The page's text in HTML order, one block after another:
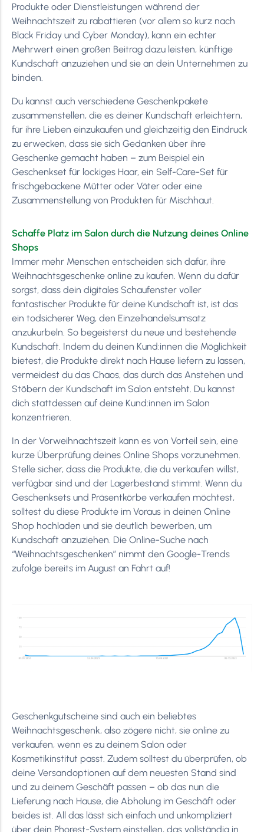
Produkte oder Dienstleistungen während der
Weihnachtszeit zu rabattieren (vor allem so kurz nach
Black Friday und Cyber Monday), kann ein echter
Mehrwert einen großen Beitrag dazu leisten, künftige
Kundschaft anzuziehen und sie an dein Unternehmen zu
binden.
Du kannst auch verschiedene Geschenkpakete
zusammenstellen, die es deiner Kundschaft erleichtern,
für ihre Lieben einzukaufen und gleichzeitig den Eindruck
zu erwecken, dass sie sich Gedanken über ihre
Geschenke gemacht haben – zum Beispiel ein
Geschenkset für lockiges Haar, ein Self-Care-Set für
frischgebackene Mütter oder Väter oder eine
Zusammenstellung von Produkten für Mischhaut.
Schaffe Platz im Salon durch die Nutzung deines Online
Shops
Immer mehr Menschen entscheiden sich dafür, ihre
Weihnachtsgeschenke online zu kaufen. Wenn du dafür
sorgst, dass dein digitales Schaufenster voller
fantastischer Produkte für deine Kundschaft ist, ist das
ein todsicherer Weg, den Einzelhandelsumsatz
anzukurbeln. So begeisterst du neue und bestehende
Kundschaft. Indem du deinen Kund:innen die Möglichkeit
bietest, die Produkte direkt nach Hause liefern zu lassen,
vermeidest du das Chaos, das durch das Anstehen und
Stöbern der Kundschaft im Salon entsteht. Du kannst
dich stattdessen auf deine Kund:innen im Salon
konzentrieren.
In der Vorweihnachtszeit kann es von Vorteil sein, eine
kurze Überprüfung deines Online Shops vorzunehmen.
Stelle sicher, dass die Produkte, die du verkaufen willst,
verfügbar sind und der Lagerbestand stimmt. Wenn du
Geschenksets und Präsentkörbe verkaufen möchtest,
solltest du diese Produkte im Voraus in deinen Online
Shop hochladen und sie deutlich bewerben, um
Kundschaft anzuziehen. Die Online-Suche nach
“Weihnachtsgeschenken” nimmt den Google-Trends
zufolge bereits im August an Fahrt auf!
Geschenkgutscheine sind auch ein beliebtes
Weihnachtsgeschenk, also zögere nicht, sie online zu
verkaufen, wenn es zu deinem Salon oder
Kosmetikinstitut passt. Zudem solltest du überprüfen, ob
deine Versandoptionen auf dem neuesten Stand sind
und zu deinem Geschäft passen – ob das nun die
Lieferung nach Hause, die Abholung im Geschäft oder
beides ist. All das lässt sich einfach und unkompliziert
über dein Phorest-System einstellen, das vollständig in